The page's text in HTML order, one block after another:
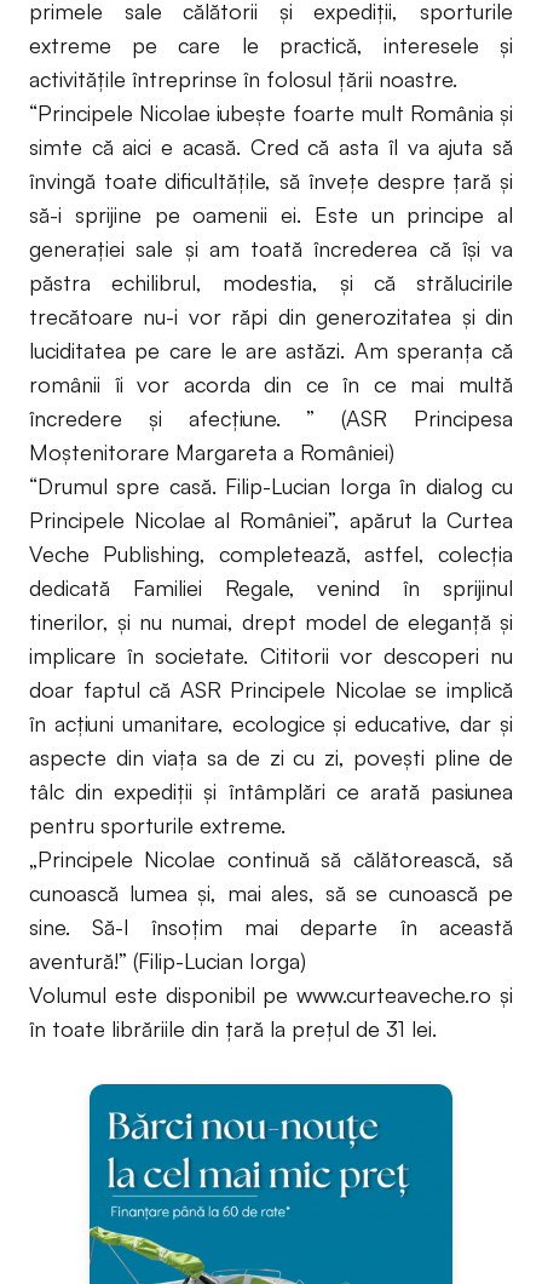
primele sale călătorii și expediții, sporturile
extreme pe care le practică, interesele şi
activităţile întreprinse în folosul țării noastre.
“Principele Nicolae iubeşte foarte mult România şi
simte că aici e acasă. Cred că asta îl va ajuta să
învingă toate dificultăţile, să înveţe despre ţară şi
să-i sprijine pe oamenii ei. Este un principe al
generaţiei sale şi am toată încrederea că îşi va
păstra echilibrul, modestia, şi că strălucirile
trecătoare nu-i vor răpi din generozitatea şi din
luciditatea pe care le are astăzi. Am speranţa că
românii îi vor acorda din ce în ce mai multă
încredere şi afecţiune. ” (ASR Principesa
Moștenitorare Margareta a României)
“Drumul spre casă. Filip-Lucian Iorga în dialog cu
Principele Nicolae al României”, apărut la Curtea
Veche Publishing, completează, astfel, colecția
dedicată Familiei Regale, venind în sprijinul
tinerilor, și nu numai, drept model de eleganță și
implicare în societate. Cititorii vor descoperi nu
doar faptul că ASR Principele Nicolae se implică
în acțiuni umanitare, ecologice și educative, dar și
aspecte din viața sa de zi cu zi, povești pline de
tâlc din expediții și întâmplări ce arată pasiunea
pentru sporturile extreme.
„Principele Nicolae continuă să călătorească, să
cunoască lumea și, mai ales, să se cunoască pe
sine. Să-l însoțim mai departe în această
aventură!” (Filip-Lucian Iorga)
Volumul este disponibil pe www.curteaveche.ro și
în toate librăriile din țară la prețul de 31 lei.